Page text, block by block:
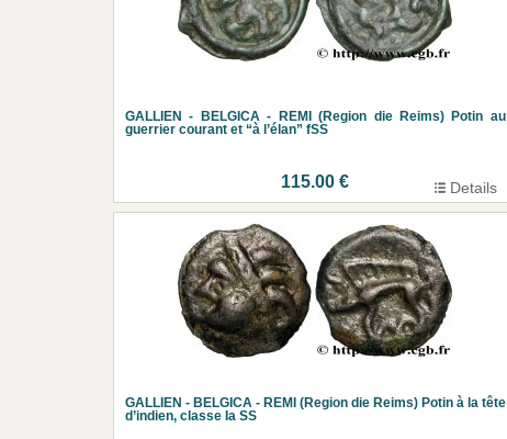
GALLIEN - BELGICA - REMI (Region die Reims) Potin au
guerrier courant et “à l’élan” fSS
115.00 € Details
GALLIEN - BELGICA - REMI (Region die Reims) Potin à la tête
d’indien, classe Ia SS